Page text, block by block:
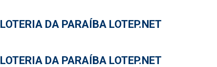
LOTERIA DA PARAÍBA LOTEP.NET
LOTERIA DA PARAÍBA LOTEP.NET